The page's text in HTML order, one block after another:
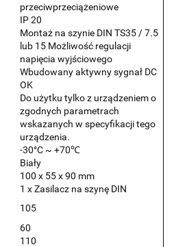
przeciwprzeciążeniowe
IP 20
Montaż na szynie DIN TS35 / 7.5
lub 15 Możliwość regulacji
napięcia wyjściowego
Wbudowany aktywny sygnał DC
OK
Do użytku tylko z urządzeniem o
zgodnych parametrach
wskazanych w specyfikacji tego
urządzenia.
-30°C ~ +70℃
Biały
100 x 55 x 90 mm
1 x Zasilacz na szynę DIN
105
60
110